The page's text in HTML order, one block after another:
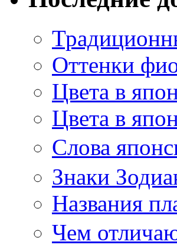
Оттенки
Цвета в
Цвета в
Слова
Знаки
Названия
Чем